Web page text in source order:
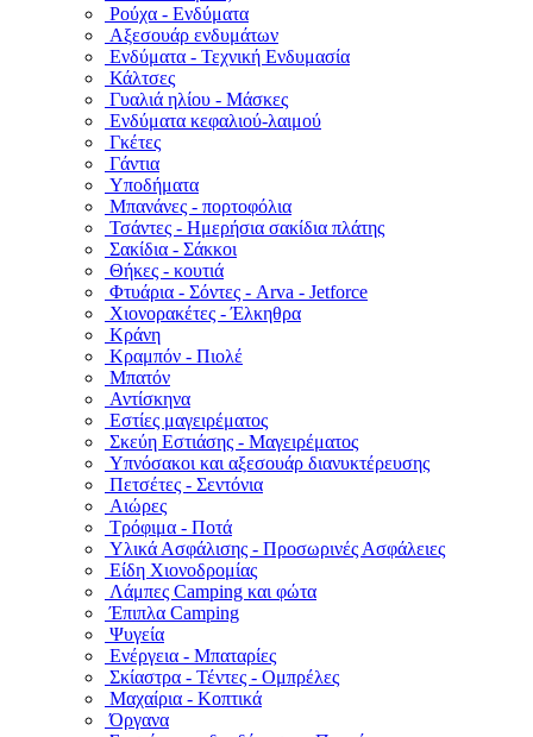
Ρούχα - Ενδύματα
Αξεσουάρ ενδυμάτων
Ενδύματα - Τεχνική Ενδυμασία
Κάλτσες
Γυαλιά ηλίου - Μάσκες
Ενδύματα κεφαλιού-λαιμού
Γκέτες
Γάντια
Υποδήματα
Μπανάνες - πορτοφόλια
Τσάντες - Ημερήσια σακίδια πλάτης
Σακίδια - Σάκκοι
Θήκες - κουτιά
Φτυάρια - Σόντες - Arva - Jetforce
Χιονορακέτες - Έλκηθρα
Κράνη
Κραμπόν - Πιολέ
Μπατόν
Αντίσκηνα
Εστίες μαγειρέματος
Σκεύη Εστιάσης - Μαγειρέματος
Υπνόσακοι και αξεσουάρ διανυκτέρευσης
Πετσέτες - Σεντόνια
Αιώρες
Τρόφιμα - Ποτά
Υλικά Ασφάλισης - Προσωρινές Ασφάλειες
Είδη Χιονοδρομίας
Λάμπες Camping και φώτα
Έπιπλα Camping
Ψυγεία
Ενέργεια - Μπαταρίες
Σκίαστρα - Τέντες - Ομπρέλες
Μαχαίρια - Κοπτικά
Όργανα